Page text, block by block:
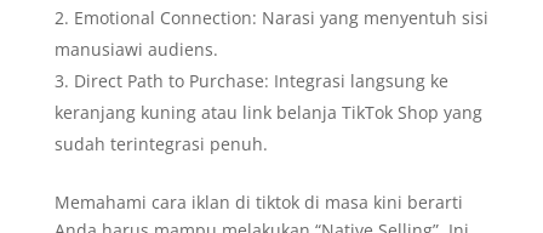
Emotional Connection: Narasi yang menyentuh sisi
manusiawi audiens.
Direct Path to Purchase: Integrasi langsung ke
keranjang kuning atau link belanja TikTok Shop yang
sudah terintegrasi penuh.
Memahami cara iklan di tiktok di masa kini berarti